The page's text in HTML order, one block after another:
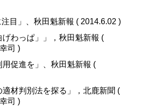
注目」、秋田魁新報 ( 2014.6.02 )
げわっぱ」」，秋田魁新報 (
司 )
用促進を」、秋田魁新報 (
適材判別法を探る」，北鹿新聞 (
司 )